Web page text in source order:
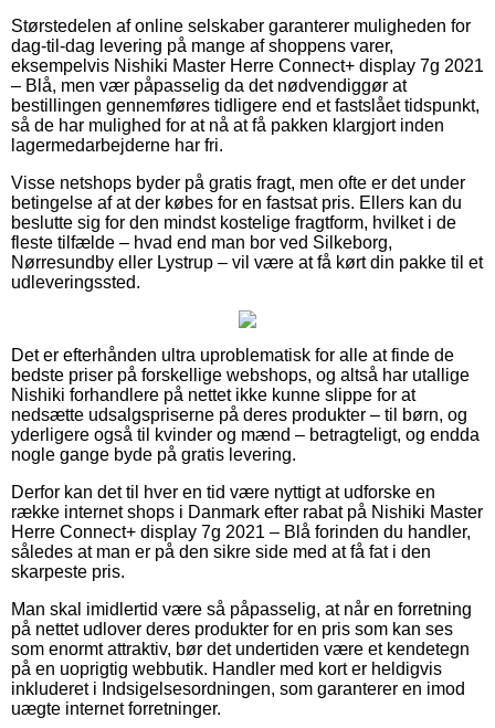
Størstedelen af online selskaber garanterer muligheden for
dag-til-dag levering på mange af shoppens varer,
eksempelvis Nishiki Master Herre Connect+ display 7g 2021
– Blå, men vær påpasselig da det nødvendiggør at
bestillingen gennemføres tidligere end et fastslået tidspunkt,
så de har mulighed for at nå at få pakken klargjort inden
lagermedarbejderne har fri.
Visse netshops byder på gratis fragt, men ofte er det under
betingelse af at der købes for en fastsat pris. Ellers kan du
beslutte sig for den mindst kostelige fragtform, hvilket i de
fleste tilfælde – hvad end man bor ved Silkeborg,
Nørresundby eller Lystrup – vil være at få kørt din pakke til et
udleveringssted.
Det er efterhånden ultra uproblematisk for alle at finde de
bedste priser på forskellige webshops, og altså har utallige
Nishiki forhandlere på nettet ikke kunne slippe for at
nedsætte udsalgspriserne på deres produkter – til børn, og
yderligere også til kvinder og mænd – betragteligt, og endda
nogle gange byde på gratis levering.
Derfor kan det til hver en tid være nyttigt at udforske en
række internet shops i Danmark efter rabat på Nishiki Master
Herre Connect+ display 7g 2021 – Blå forinden du handler,
således at man er på den sikre side med at få fat i den
skarpeste pris.
Man skal imidlertid være så påpasselig, at når en forretning
på nettet udlover deres produkter for en pris som kan ses
som enormt attraktiv, bør det undertiden være et kendetegn
på en uoprigtig webbutik. Handler med kort er heldigvis
inkluderet i Indsigelsesordningen, som garanterer en imod
uægte internet forretninger.